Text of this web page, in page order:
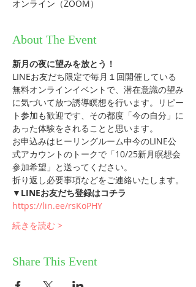
オンライン（ZOOM）
About The Event
新月の夜に望みを放とう！
LINEお友だち限定で毎月１回開催している
無料オンラインイベントで、潜在意識の望み
に気づいて放つ誘導瞑想を行います。リピー
ト参加も歓迎です、その都度「今の自分」に
あった体験をされることと思います。
お申込みはヒーリングルーム中今のLINE公
式アカウントのトークで「10/25新月瞑想会
参加希望」と送ってください。
折り返し必要事項などをご連絡いたします。
▼LINEお友だち登録はコチラ
https://lin.ee/rsKoPHY
続きを読む >
Share This Event